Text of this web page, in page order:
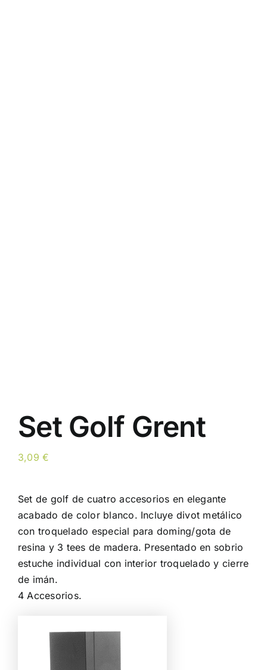
Set Golf Grent
3,09€
Set de golf de cuatro accesorios en elegante
acabado de color blanco. Incluye divot metálico
con troquelado especial para doming/gota de
resina y 3 tees de madera. Presentado en sobrio
estuche individual con interior troquelado y cierre
de imán.
4 Accesorios.